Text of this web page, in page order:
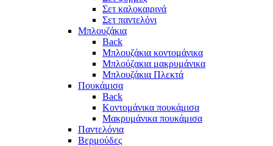
Σετ καλοκαιρινά
Σετ παντελόνι
Μπλουζάκια
Back
Μπλουζάκια κοντομάνικα
Μπλούζακια μακρυμάνικα
Μπλουζάκια Πλεκτά
Πουκάμισα
Back
Κοντομάνικα πουκάμισα
Μακρυμάνικα πουκάμισα
Παντελόνια
Βερμούδες